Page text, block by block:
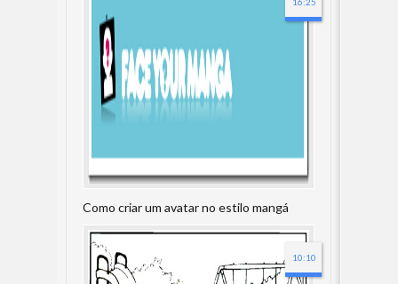
Como criar um avatar no estilo mangá
10:10